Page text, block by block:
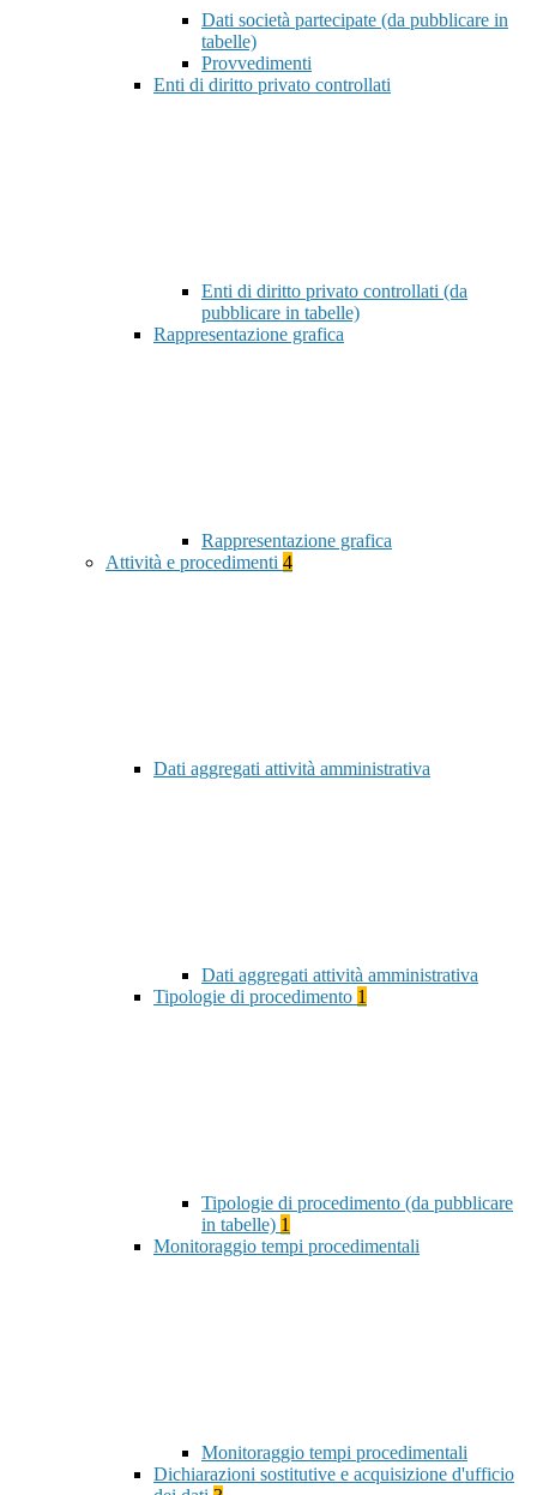
Dati società partecipate (da pubblicare in
tabelle)
Provvedimenti
Enti di diritto privato controllati
Enti di diritto privato controllati (da
pubblicare in tabelle)
Rappresentazione grafica
Rappresentazione grafica
Attività e procedimenti 4
Dati aggregati attività amministrativa
Dati aggregati attività amministrativa
Tipologie di procedimento 1
Tipologie di procedimento (da pubblicare
in tabelle) 1
Monitoraggio tempi procedimentali
Monitoraggio tempi procedimentali
Dichiarazioni sostitutive e acquisizione d'ufficio